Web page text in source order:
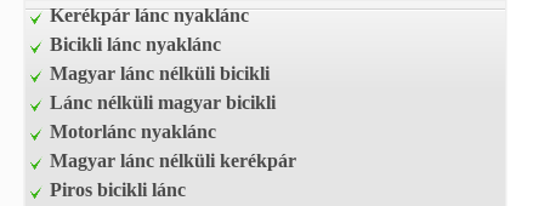
Kerékpár lánc nyaklánc
Bicikli lánc nyaklánc
Magyar lánc nélküli bicikli
Lánc nélküli magyar bicikli
Motorlánc nyaklánc
Magyar lánc nélküli kerékpár
Piros bicikli lánc